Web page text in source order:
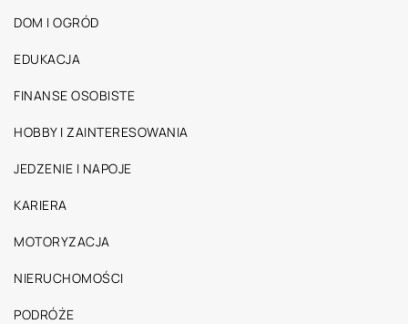
DOM I OGRÓD
EDUKACJA
FINANSE OSOBISTE
HOBBY I ZAINTERESOWANIA
JEDZENIE I NAPOJE
KARIERA
MOTORYZACJA
NIERUCHOMOŚCI
PODRÓŻE